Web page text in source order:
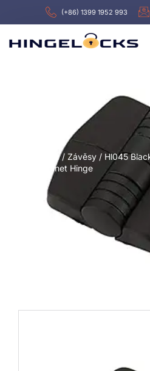
(+86) 1399 1952 993
Home/ Závěsy / Hl045
Cabinet Hinge